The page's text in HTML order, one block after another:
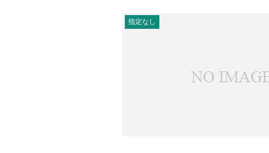
指定なし